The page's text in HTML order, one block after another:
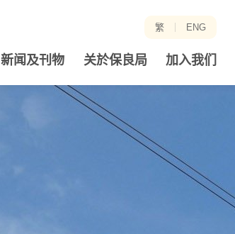
繁 ENG
新闻及刊物 关於保良局 加入我们